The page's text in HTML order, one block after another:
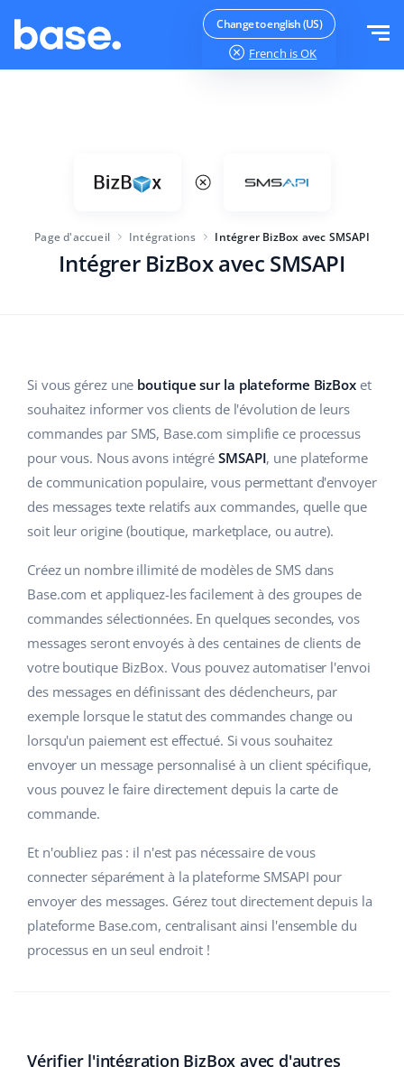
Change to english (US)
French is OK
Gestion de produits
Gestion logistique
Automatisation des flux
Base Connect
L'IA au service du e-commerce
Base Analytics
Taille de l'entreprise
Lancement d'activité
Produits pour enfants
Électronique
Pièces automobiles
Supermarché
Santé et beauté
La mode
Aide
Académie
Blog
Audit des comptes
Autres
Calculateur de gains
Collaborations et partenaires
Contact
Français
english (GB)
english (IN)
deutsch
Ελληνικά
español (AR)
español (MX)
Français
Italiano
português (BR)
română
Se connecter
Page d'accueil Intégrations Intégrer BizBox avec SMSAPI
Intégrer BizBox avec SMSAPI
Si vous gérez une boutique sur la plateforme BizBoxet
souhaitez informer vos clients de l'évolution de leurs
commandes par SMS, Base.com simplifie ce processus
pour vous. Nous avons intégré SMSAPI, une plateforme
de communication populaire, vous permettant d'envoyer
des messages texte relatifs aux commandes, quelle que
soit leur origine (boutique, marketplace, ou autre).
Créez un nombre illimité de modèles de SMS dans
Base.com et appliquez-les facilement à des groupes de
commandes sélectionnées. En quelques secondes, vos
messages seront envoyés à des centaines de clients de
votre boutique BizBox. Vous pouvez automatiser l'envoi
des messages en définissant des déclencheurs, par
exemple lorsque le statut des commandes change ou
lorsqu'un paiement est effectué. Si vous souhaitez
envoyer un message personnalisé à un client spécifique,
vous pouvez le faire directement depuis la carte de
commande.
Et n'oubliez pas : il n'est pas nécessaire de vous
connecter séparément à la plateforme SMSAPI pour
envoyer des messages. Gérez tout directement depuis la
plateforme Base.com, centralisant ainsi l'ensemble du
processus en un seul endroit !
Vérifier l'intégration BizBox avec d'autres